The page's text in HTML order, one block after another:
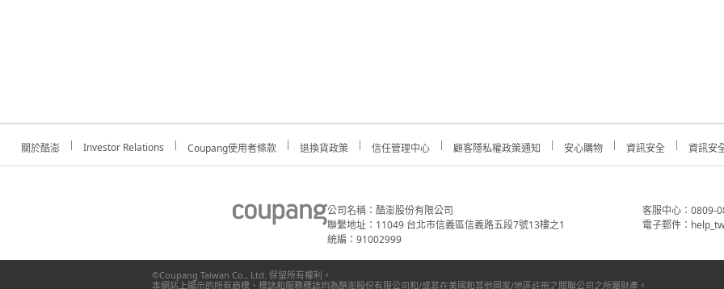
關於酷澎 Investor Relations Coupang使用者條款 退換貨政策 信任管理中心 顧客隱私權政策通知 安心購物 資訊安全 資訊安
公司名稱：酷澎股份有限公司
聯繫地址：11049 台北市信義區信義路五段7號13樓之1
統編：91002999
客服中心：0809-
電子郵件：
©Coupang Taiwan Co., Ltd. 保留所有權利。
本網站上顯示的所有商標、標誌和服務標誌均為酷澎股份有限公司和/或其在美國和其他國家/地區註冊之關聯公司之所屬財產。